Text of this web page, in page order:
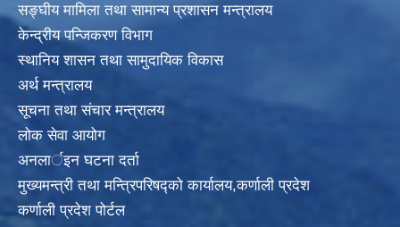
सङ्घीय मामिला तथा सामान्य प्रशासन मन्त्रालय
केन्द्रीय पन्जिकरण विभाग
स्थानिय शासन तथा सामुदायिक विकास
अर्थ मन्त्रालय
सूचना तथा संचार मन्त्रालय
लोक सेवा आयोग
अनलार्इन घटना दर्ता
मुख्यमन्त्री तथा मन्त्रिपरिषद्को कार्यालय,कर्णाली प्रदेश
कर्णाली प्रदेश पोर्टल